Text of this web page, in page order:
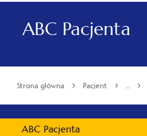
ABC Pacjenta
Strona główna › Pacjent › ... ›
ABC Pacjenta